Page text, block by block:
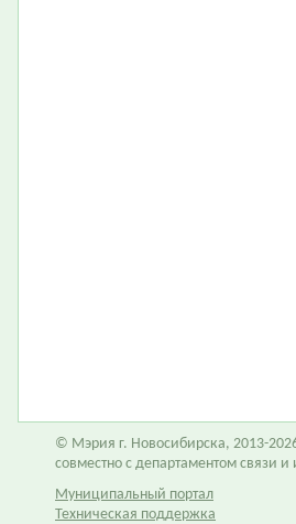
© Мэрия г. Новосибирска, 2013-
совместно с департаментом связи
Муниципальный портал
Техническая поддержка